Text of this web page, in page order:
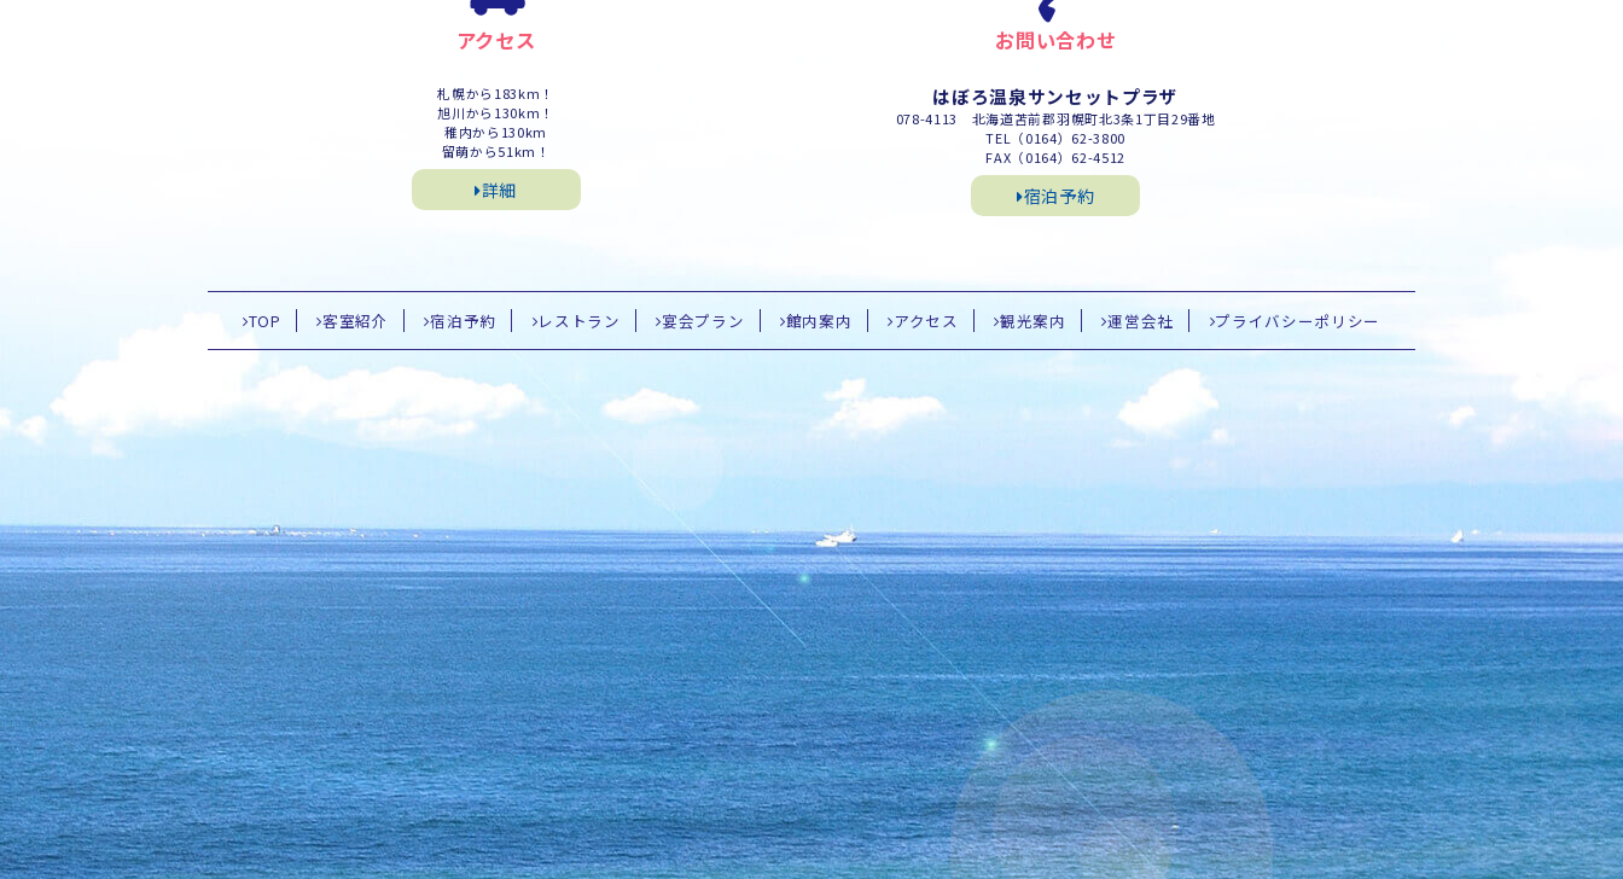
アクセス
札幌から183km！
旭川から130km！
稚内から130km
留萌から51km！
詳細
お問い合わせ
はぼろ温泉サンセットプラザ
078-4113 北海道苫前郡羽幌町北3条1丁目29番地
TEL（0164）62-3800
FAX（0164）62-4512
宿泊予約
TOP 客室紹介 宿泊予約 レストラン 宴会プラン 館内案内 アクセス 観光案内 運営会社 プライバシーポリシー